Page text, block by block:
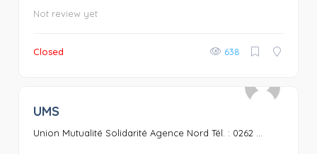
Not review yet
Closed 638
UMS
Union Mutualité Solidarité Agence Nord Tél. : 0262 ...